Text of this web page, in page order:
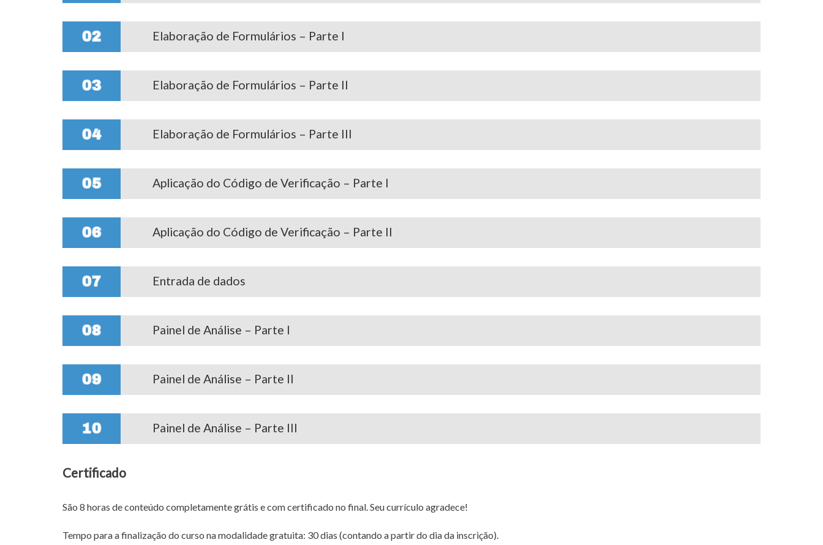
02 Elaboração de Formulários – Parte I
03 Elaboração de Formulários – Parte II
04 Elaboração de Formulários – Parte III
05 Aplicação do Código de Verificação – Parte I
06 Aplicação do Código de Verificação – Parte II
07 Entrada de dados
08 Painel de Análise – Parte I
09 Painel de Análise – Parte II
10 Painel de Análise – Parte III
Certificado
São 8 horas de conteúdo completamente grátis e com certificado no final. Seu currículo agradece!
Tempo para a finalização do curso na modalidade gratuita: 30 dias (contando a partir do dia da inscrição).